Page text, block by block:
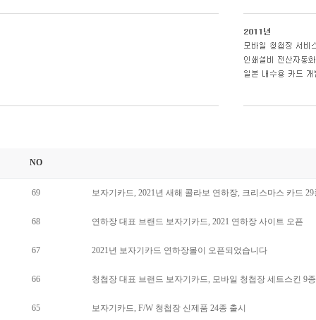
NO
69 보자기카드, 2021년 새해 콜라보 연하장, 크리스마스 카드
68 연하장 대표 브랜드 보자기카드, 2021 연하장 사이트 오픈
67 2021년 보자기카드 연하장몰이 오픈되었습니다
66 청첩장 대표 브랜드 보자기카드, 모바일 청첩장 세트스킨 9
65 보자기카드, F/W 청첩장 신제품 24종 출시